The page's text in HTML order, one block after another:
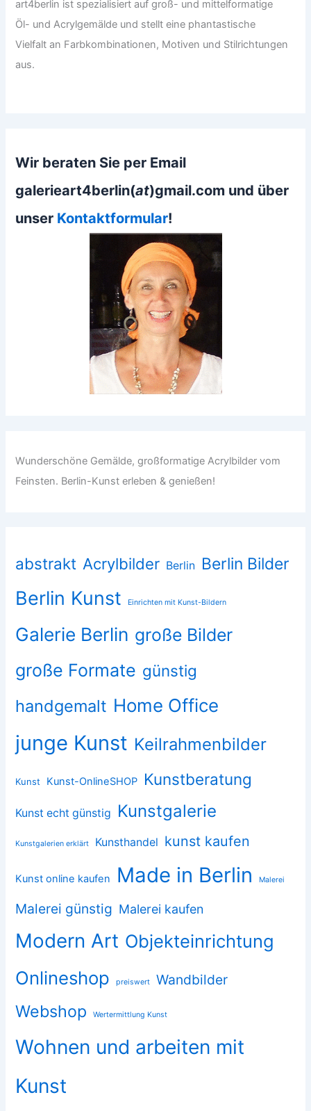
art4berlin ist spezialisiert auf groß- und mittelformatige
Öl- und Acrylgemälde und stellt eine phantastische
Vielfalt an Farbkombinationen, Motiven und Stilrichtungen
aus.
Wir beraten Sie per Email
galerieart4berlin(at)gmail.com und über
unser Kontaktformular!
Wunderschöne Gemälde, großformatige Acrylbilder vom
Feinsten. Berlin-Kunst erleben & genießen!
abstrakt Acrylbilder Berlin Berlin Bilder
Berlin Kunst Einrichten mit Kunst-Bildern
Galerie Berlin große Bilder
große Formate günstig
handgemalt Home Office
junge Kunst Keilrahmenbilder
Kunst Kunst-OnlineSHOP Kunstberatung
Kunst echt günstig Kunstgalerie
Kunstgalerien erklärt Kunsthandel kunst kaufen
Kunst online kaufen Made in Berlin Malerei
Malerei günstig Malerei kaufen
Modern Art Objekteinrichtung
Onlineshop
preiswert Wandbilder
Webshop Wertermittlung Kunst
Wohnen und arbeiten mit
Kunst